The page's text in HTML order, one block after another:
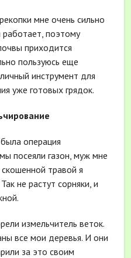
мне очень сильно
поэтому
приходится
пользуюсь еще
инструмент для
уже готовых грядок.
операция
посеяли газон, муж мне
травой я
не растут сорняки, и
измельчитель веток.
все мои деревья. И они
за это своим